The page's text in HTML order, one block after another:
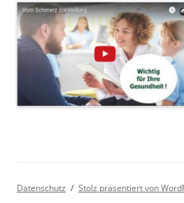
Datenschutz Stolz präsentiert von